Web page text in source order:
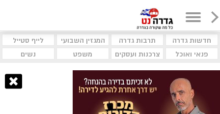
חדשות גדרה תרבות גדרה המגזין השבועי
לייף סטייל
פנאי ואוכל
צרכנות ועסקים משפט נשים